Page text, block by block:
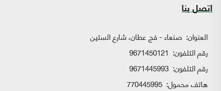
اتصل بنا
العنوان: صنعاء - فج عطان، شارع الستين
رقم التلفون: 9671450121
رقم التلفون: 9671445993
هاتف محمول: 770445995